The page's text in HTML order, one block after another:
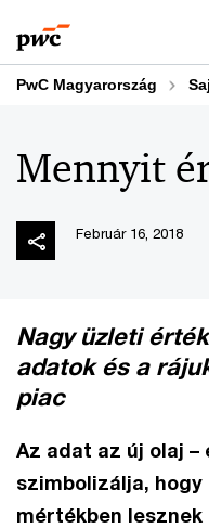
to
content
to
footer
PwC Magyarország
Mennyit
Február 16, 2018
Nagy üzleti
adatok és a
piac
Az adat az új olaj –
szimbolizálja,
mértékben